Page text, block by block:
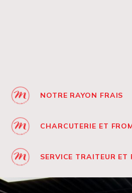
NOTRE RAYON FRAIS
CHARCUTERIE ET
SERVICE TRAITEUR ET